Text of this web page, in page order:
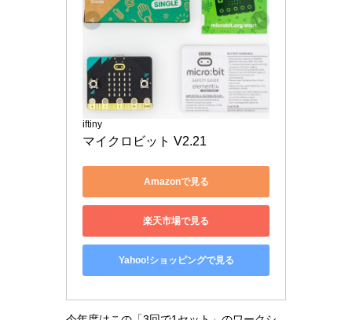
iftiny
マイクロビット V2.21
Amazonで見る
楽天市場で見る
Yahoo!ショッピングで見る